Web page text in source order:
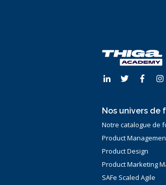
Nos univers de
Notre catalogue de
Product
Product Design
Product Marketing
SAFe Scaled Agile